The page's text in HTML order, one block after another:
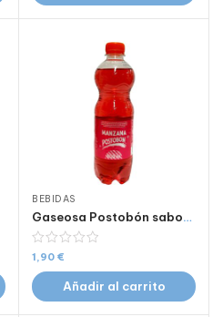
BEBIDAS
Gaseosa Postobón sabor Manzana 500 ml
1,90 €
Añadir al carrito